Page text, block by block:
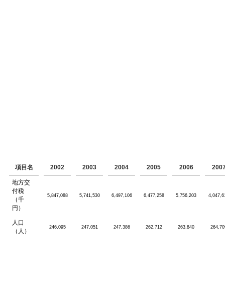
項目名 2002 2003 2004 2005 2006
地方交
付税
（千
円）
5,847,088 5,741,530 6,497,106 6,477,258 5,756,203
人口
（人）
246,095 247,051 247,386 262,712 263,840